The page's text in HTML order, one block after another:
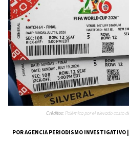
POR AGENCIA PERIODISMO INVESTIGATIVO |
Créditos:Polémica por el elevado costo